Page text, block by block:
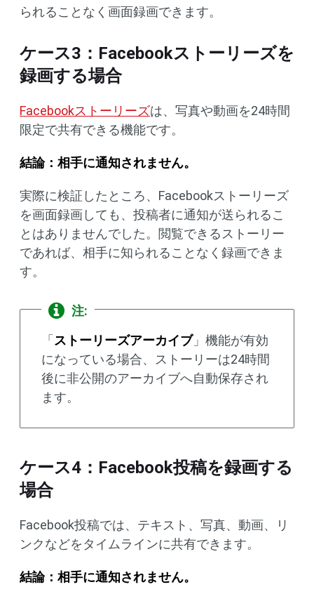
られることなく画面録画できます。
ケース3：Facebookストーリーズを
録画する場合
Facebookストーリーズは、写真や動画を24時間
限定で共有できる機能です。
結論：相手に通知されません。
実際に検証したところ、Facebookストーリーズ
を画面録画しても、投稿者に通知が送られるこ
とはありませんでした。閲覧できるストーリー
であれば、相手に知られることなく録画できま
す。
注:
「ストーリーズアーカイブ」機能が有効
になっている場合、ストーリーは24時間
後に非公開のアーカイブへ自動保存され
ます。
ケース4：Facebook投稿を録画する
場合
Facebook投稿では、テキスト、写真、動画、リ
ンクなどをタイムラインに共有できます。
結論：相手に通知されません。